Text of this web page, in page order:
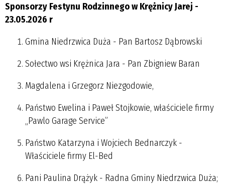
Sponsorzy Festynu Rodzinnego w Krężnicy Jarej -
23.05.2026 r
Gmina Niedrzwica Duża - Pan Bartosz Dąbrowski
Sołectwo wsi Krężnica Jara - Pan Zbigniew Baran
Magdalena i Grzegorz Niezgodowie,
Państwo Ewelina i Paweł Stojkowie, właściciele firmy
„Pawlo Garage Service”
Państwo Katarzyna i Wojciech Bednarczyk -
Właściciele firmy El-Bed
Pani Paulina Drążyk - Radna Gminy Niedrzwica Duża;